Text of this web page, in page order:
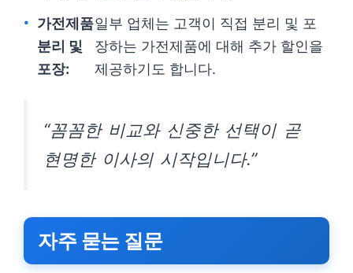
가전제품
분리 및
포장:
일부 업체는 고객이 직접 분리 및 포
장하는 가전제품에 대해 추가 할인을
제공하기도 합니다.
“꼼꼼한 비교와 신중한 선택이 곧
현명한 이사의 시작입니다.”
자주 묻는 질문